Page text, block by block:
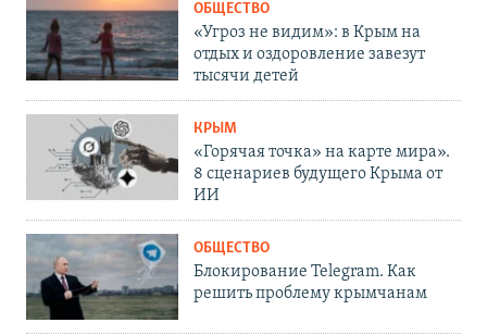
ОБЩЕСТВО
«Угроз не видим»: в Крым на
отдых и оздоровление завезут
тысячи детей
КРЫМ
«Горячая точка» на карте мира».
8 сценариев будущего Крыма от
ИИ
ОБЩЕСТВО
Блокирование Telegram. Как
решить проблему крымчанам